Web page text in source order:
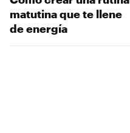
matutina que te llene
de energía